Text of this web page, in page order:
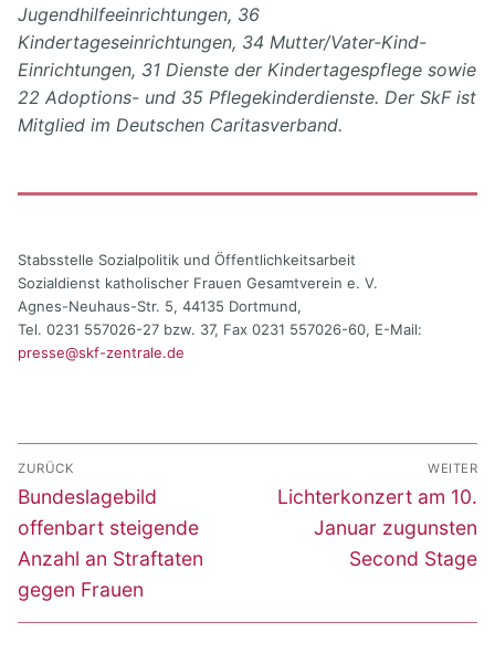
Jugendhilfeeinrichtungen, 36
Kindertageseinrichtungen, 34 Mutter/Vater-Kind-
Einrichtungen, 31 Dienste der Kindertagespflege sowie
22 Adoptions- und 35 Pflegekinderdienste. Der SkF ist
Mitglied im Deutschen Caritasverband.
Stabsstelle Sozialpolitik und Öffentlichkeitsarbeit
Sozialdienst katholischer Frauen Gesamtverein e. V.
Agnes-Neuhaus-Str. 5, 44135 Dortmund,
Tel. 0231 557026-27 bzw. 37, Fax 0231 557026-60, E-Mail:
presse@skf-zentrale.de
Beitragsnavigation
ZURÜCK
Vorheriger
Beitrag:
Bundeslagebild
offenbart steigende
Anzahl an Straftaten
gegen Frauen
WEITER
Nächster
Beitrag:
Lichterkonzert am 10.
Januar zugunsten
Second Stage